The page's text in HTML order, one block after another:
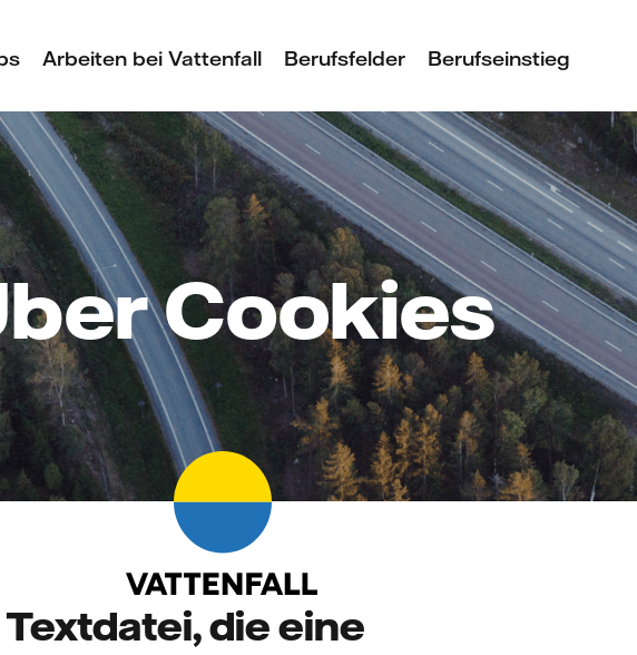
Arbeiten bei Vattenfall Berufsfelder Berufseinstieg
Cookies
die eine